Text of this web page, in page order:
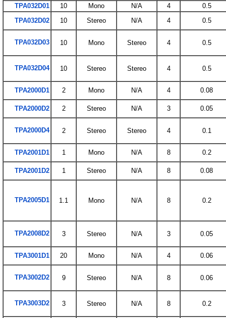
TPA032D01
10 Mono N/A 4
0.5
TPA032D02
10 Stereo N/A 4 0.5
TPA032D03 10 Mono Stereo 4 0.5
TPA032D04 10 Stereo Stereo 4 0.5
TPA2000D1 2 Mono N/A 4 0.08
TPA2000D2 2 Stereo N/A 3 0.05
TPA2000D4 2 Stereo Stereo 4 0.1
TPA2001D1 1 Mono N/A 8 0.2
TPA2001D2 1 Stereo N/A 8 0.08
TPA2005D1 1.1 Mono N/A 8 0.2
TPA2008D2 3 Stereo N/A 3 0.05
TPA3001D1 20 Mono N/A 4 0.06
TPA3002D2 9 Stereo N/A 8 0.06
TPA3003D2 3 Stereo N/A 8 0.2